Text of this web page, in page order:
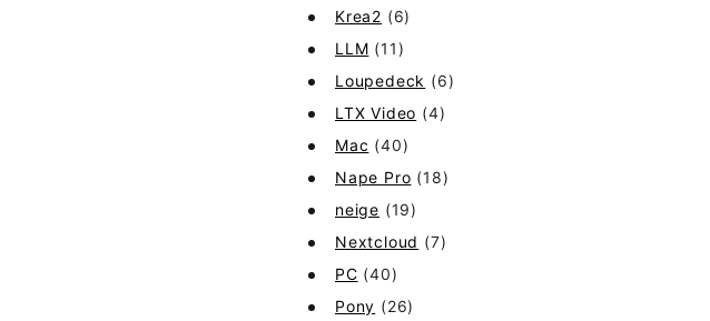
Krea2 (6)
LLM (11)
Loupedeck (6)
LTX Video (4)
Mac (40)
Nape Pro (18)
neige (19)
Nextcloud (7)
PC (40)
Pony (26)